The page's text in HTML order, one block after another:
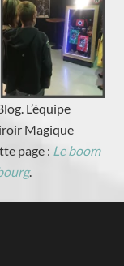
L’équipe
Magique
page : Le boom
.